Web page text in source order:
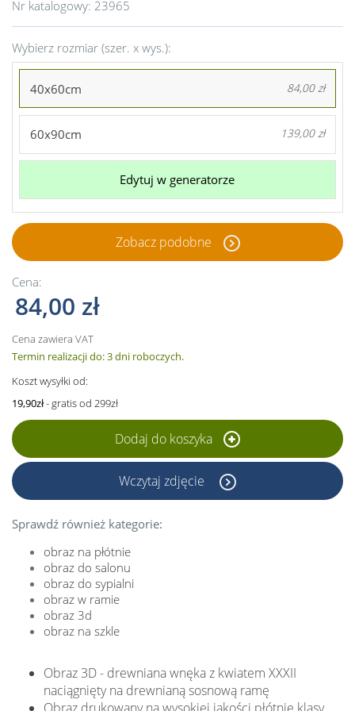
Nr katalogowy: 23965
Wybierz rozmiar (szer. x wys.):
40x60cm 84,00 zł
60x90cm 139,00 zł
Edytuj w generatorze
Zobacz podobne
Cena:
84,00 zł
Cena zawiera VAT
Termin realizacji do: 3 dni roboczych.
Koszt wysyłki od:
19,90zł- gratis od 299zł
Dodaj do koszyka
Wczytaj zdjęcie
Sprawdź również kategorie:
obraz na płótnie
obraz do salonu
obraz do sypialni
obraz w ramie
obraz 3d
obraz na szkle
Obraz 3D - drewniana wnęka z kwiatem XXXII
naciągnięty na drewnianą sosnową ramę